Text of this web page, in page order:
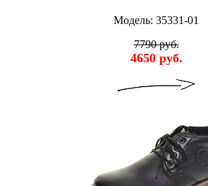
Модель: 35331-01
7790 руб.
4650 руб.